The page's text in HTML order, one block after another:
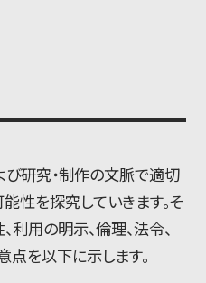
研究・制作の文脈で適切
性を探究していきます。そ
利用の明示、倫理、法令、
を以下に示します。